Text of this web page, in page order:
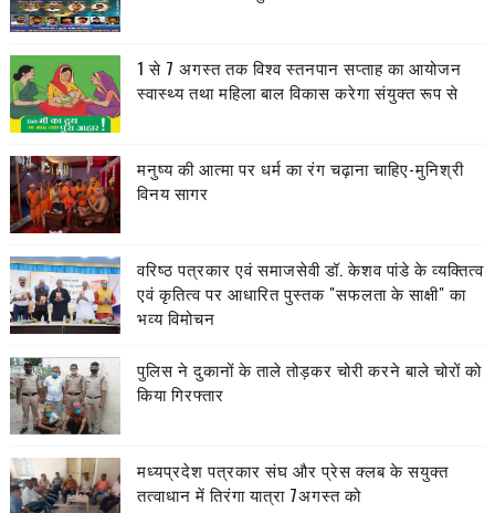
1 से 7 अगस्त तक विश्व स्तनपान सप्ताह का आयोजन
स्वास्थ्य तथा महिला बाल विकास करेगा संयुक्त रूप से
मनुष्य की आत्मा पर धर्म का रंग चढ़ाना चाहिए-मुनिश्री
विनय सागर
वरिष्ठ पत्रकार एवं समाजसेवी डॉ. केशव पांडे के व्यक्तित्व
एवं कृतित्व पर आधारित पुस्तक "सफलता के साक्षी" का
भव्य विमोचन
पुलिस ने दुकानों के ताले तोड़कर चोरी करने बाले चोरों को
किया गिरफ्तार
मध्यप्रदेश पत्रकार संघ और प्रेस क्लब के सयुक्त
तत्वाधान में तिरंगा यात्रा 7अगस्त को